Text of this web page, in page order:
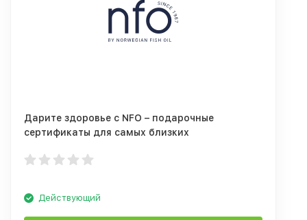
Дарите здоровье с NFO – подарочные
сертификаты для самых близких
Действующий